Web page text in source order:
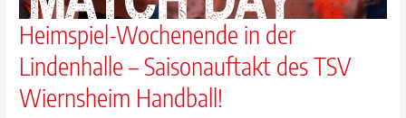
Heimspiel-Wochenende in der
Lindenhalle – Saisonauftakt des TSV
Wiernsheim Handball!